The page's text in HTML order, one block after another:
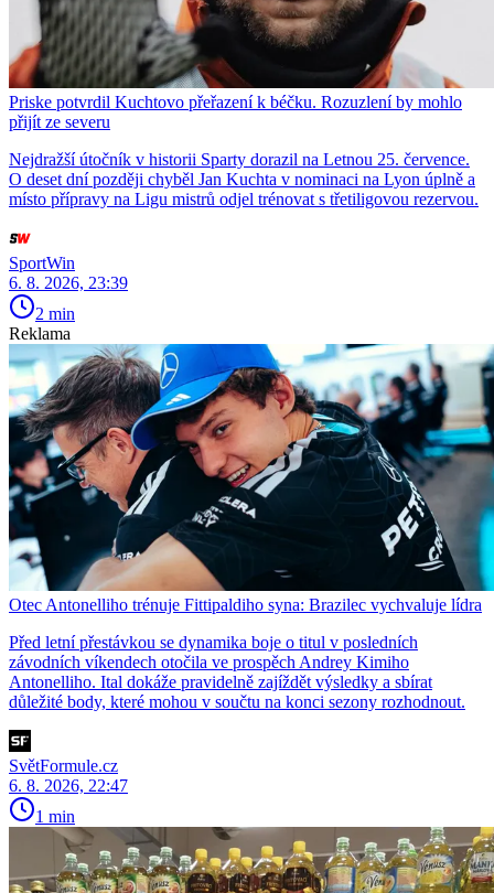
Priske potvrdil Kuchtovo přeřazení k béčku. Rozuzlení by mohlo
přijít ze severu
Nejdražší útočník v historii Sparty dorazil na Letnou 25. července.
O deset dní později chyběl Jan Kuchta v nominaci na Lyon úplně a
místo přípravy na Ligu mistrů odjel trénovat s třetiligovou rezervou.
SportWin
6. 8. 2026, 23:39
2 min
Reklama
Otec Antonelliho trénuje Fittipaldiho syna: Brazilec vychvaluje lídra
Před letní přestávkou se dynamika boje o titul v posledních
závodních víkendech otočila ve prospěch Andrey Kimiho
Antonelliho. Ital dokáže pravidelně zajíždět výsledky a sbírat
důležité body, které mohou v součtu na konci sezony rozhodnout.
SvětFormule.cz
6. 8. 2026, 22:47
1 min